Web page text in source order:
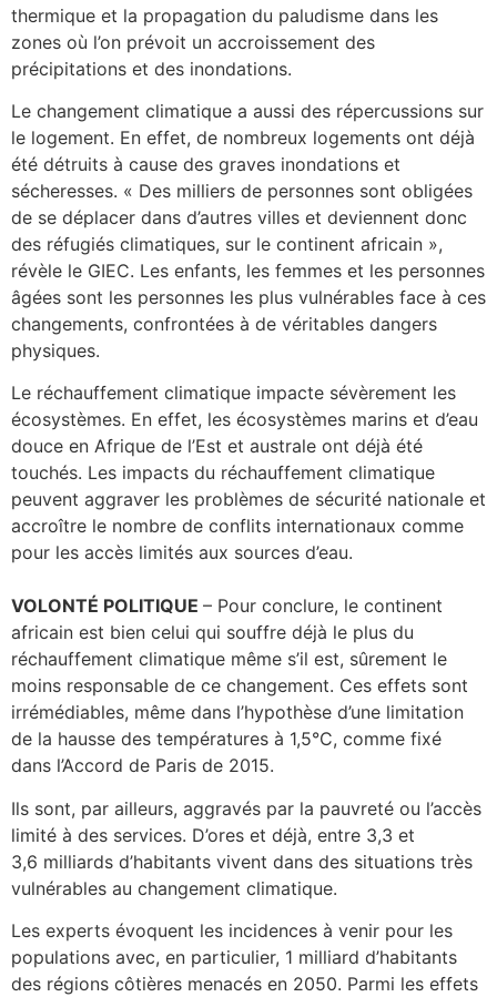
thermique et la propagation du paludisme dans les
zones où l’on prévoit un accroissement des
précipitations et des inondations.
Le changement climatique a aussi des répercussions sur
le logement. En effet, de nombreux logements ont déjà
été détruits à cause des graves inondations et
sécheresses. « Des milliers de personnes sont obligées
de se déplacer dans d’autres villes et deviennent donc
des réfugiés climatiques, sur le continent africain »,
révèle le GIEC. Les enfants, les femmes et les personnes
âgées sont les personnes les plus vulnérables face à ces
changements, confrontées à de véritables dangers
physiques.
Le réchauffement climatique impacte sévèrement les
écosystèmes. En effet, les écosystèmes marins et d’eau
douce en Afrique de l’Est et australe ont déjà été
touchés. Les impacts du réchauffement climatique
peuvent aggraver les problèmes de sécurité nationale et
accroître le nombre de conflits internationaux comme
pour les accès limités aux sources d’eau.
VOLONTÉ POLITIQUE – Pour conclure, le continent
africain est bien celui qui souffre déjà le plus du
réchauffement climatique même s’il est, sûrement le
moins responsable de ce changement. Ces effets sont
irrémédiables, même dans l’hypothèse d’une limitation
de la hausse des températures à 1,5°C, comme fixé
dans l’Accord de Paris de 2015.
Ils sont, par ailleurs, aggravés par la pauvreté ou l’accès
limité à des services. D’ores et déjà, entre 3,3 et
3,6 milliards d’habitants vivent dans des situations très
vulnérables au changement climatique.
Les experts évoquent les incidences à venir pour les
populations avec, en particulier, 1 milliard d’habitants
des régions côtières menacés en 2050. Parmi les effets